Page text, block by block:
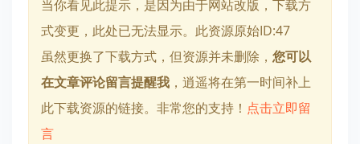
当你看见此提示，是因为由于网站改版，下载方
式变更，此处已无法显示。此资源原始ID:47
虽然更换了下载方式，但资源并未删除， 您可以
在文章评论留言提醒我 ，逍遥将在第一时间补上
此下载资源的链接。非常您的支持！ 点击立即留
言